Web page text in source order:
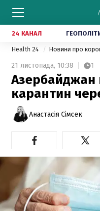
24 КАНАЛ
Health 24 Новини про
21 листопада, 10:38 1
карантин
Анастасія Сімсек